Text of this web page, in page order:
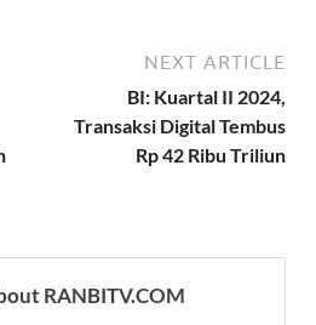
NEXT ARTICLE
BI: Kuartal II 2024,
Transaksi Digital Tembus
Rp 42 Ribu Triliun
RANBITV.COM